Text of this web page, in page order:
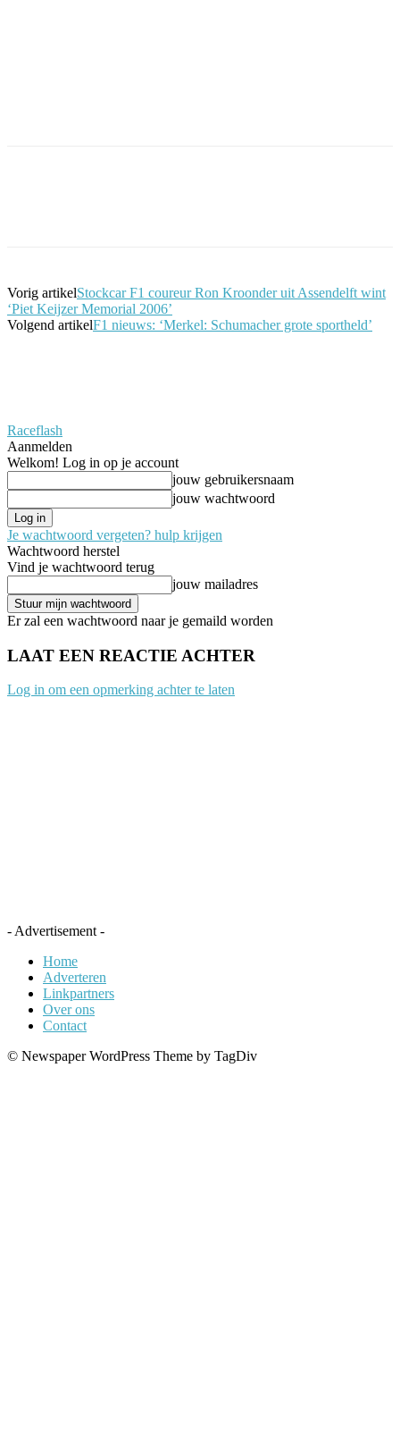
Vorig artikelStockcar F1 coureur Ron Kroonder uit Assendelft wint
‘Piet Keijzer Memorial 2006’
Volgend artikelF1 nieuws: ‘Merkel: Schumacher grote sportheld’
Raceflash
Aanmelden
Welkom! Log in op je account
jouw gebruikersnaam
jouw wachtwoord
Je wachtwoord vergeten? hulp krijgen
Wachtwoord herstel
Vind je wachtwoord terug
jouw mailadres
Er zal een wachtwoord naar je gemaild worden
LAAT EEN REACTIE ACHTER
Log in om een opmerking achter te laten
- Advertisement -
Home
Adverteren
Linkpartners
Over ons
Contact
© Newspaper WordPress Theme by TagDiv